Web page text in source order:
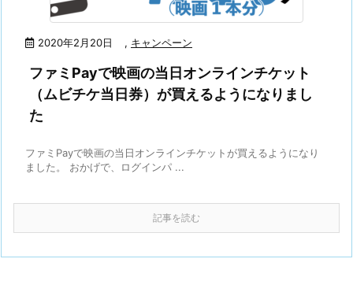
2020年2月20日 , キャンペーン
ファミPayで映画の当日オンラインチケット
（ムビチケ当日券）が買えるようになりまし
た
ファミPayで映画の当日オンラインチケットが買えるようになり
ました。 おかげで、ログインパ ...
記事を読む